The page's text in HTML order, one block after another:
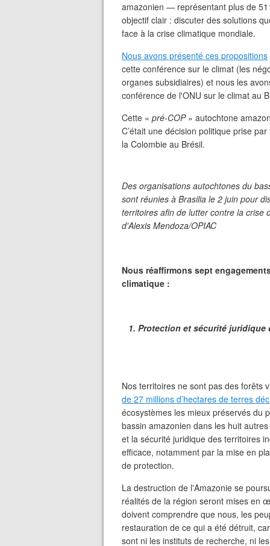
amazonien — représentant plus de
objectif clair : discuter des solutions
face à la crise climatique mondiale.
Nous avons présenté ces propositions
cette conférence sur le climat (les
organes subsidiaires) et nous les
conférence de l'ONU sur le climat au
Cette « pré-COP » autochtone
C’était une décision politique prise
la Colombie au Brésil.
Des organisations autochtones du
sont réunies à Brasilia le 2 juin pour
territoires afin de lutter contre la crise
d'Alexis Mendoza/OPIAC
Nous réaffirmons sept
climatique :
1. Protection et sécurité
Nos territoires ne sont pas des forêts
de 27 millions d’hectares de terres
écosystèmes les mieux préservés du
bassin amazonien dans les huit
et la sécurité juridique des territoires
efficace, notamment par la mise en
de protection.
La destruction de l'Amazonie se
réalités de la région seront mises en
doivent comprendre que nous, les
restauration de ce qui a été détruit,
sont ni les instituts de recherche, ni